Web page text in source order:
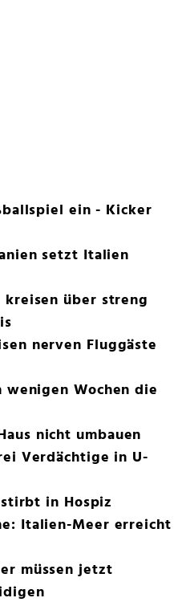
ein - Kicker
setzt Italien
kreisen über streng
nerven Fluggäste
Wochen die
nicht umbauen
Verdächtige in U-
in Hospiz
Italien-Meer erreicht
müssen jetzt